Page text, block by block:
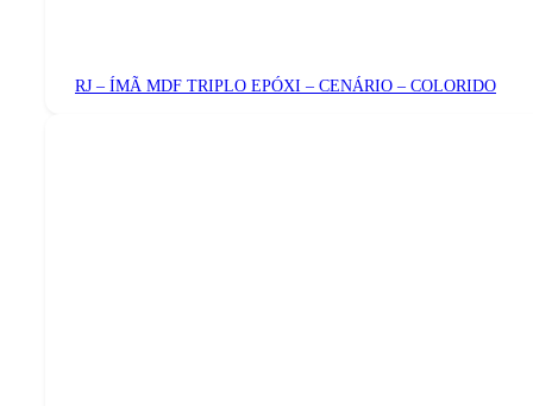
RJ – ÍMÃ MDF TRIPLO EPÓXI – CENÁRIO – COLORIDO